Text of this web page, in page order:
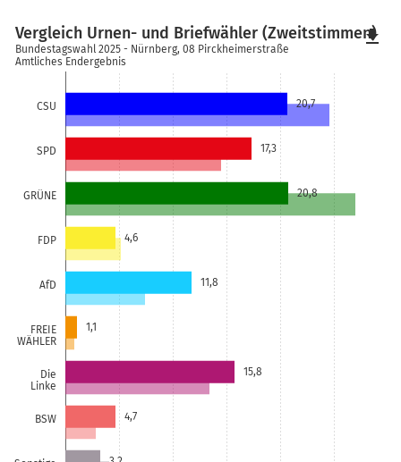
CSU
SPD
GRÜNE
FDP
AfD
FREIE
WÄHLER
Die
Linke
BSW
20,7
17,3
20,8
4,6
11,8
1,1
15,8
4,7
Vergleich Urnen- und Briefwähler (Zweitstimmen)
Bundestagswahl 2025 - Nürnberg, 08 Pirckheimerstraße
Amtliches Endergebnis
file_download